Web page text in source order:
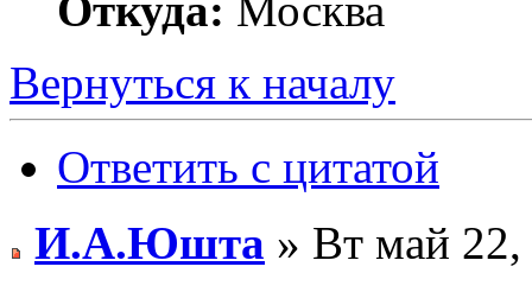
Вернуться к началу
Ответить с цитатой
И.А.Юшта » Вт май